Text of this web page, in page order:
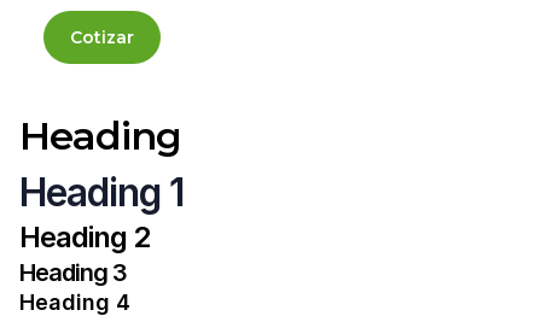
Cotizar
Heading
Heading 1
Heading 2
Heading 3
Heading 4